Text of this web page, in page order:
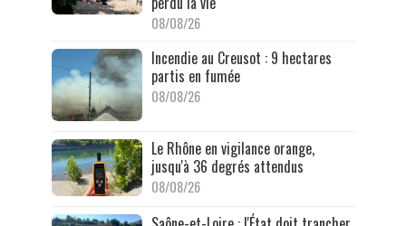
08/08/26
Incendie au Creusot : 9 hectares
partis en fumée
08/08/26
Le Rhône en vigilance orange,
jusqu'à 36 degrés attendus
08/08/26